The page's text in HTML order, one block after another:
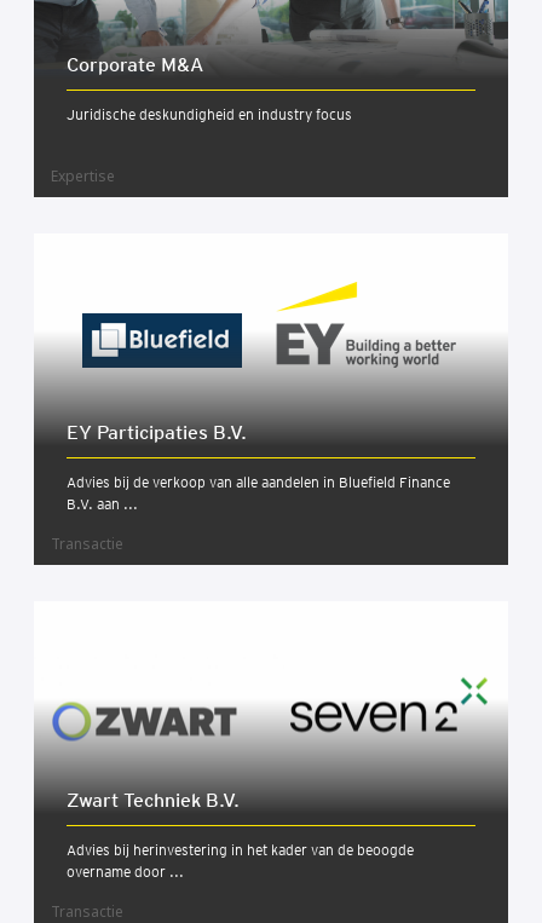
Cor­po­ra­te M&A
Juridische deskundigheid en industry focus
Expertise
EY Par­ti­ci­pa­ties B.V.
Advies bij de verkoop van alle aandelen in Bluefield Finance
B.V. aan ...
Transactie
Zwart Tech­niek B.V.
Advies bij herinvestering in het kader van de beoogde
overname door ...
Transactie